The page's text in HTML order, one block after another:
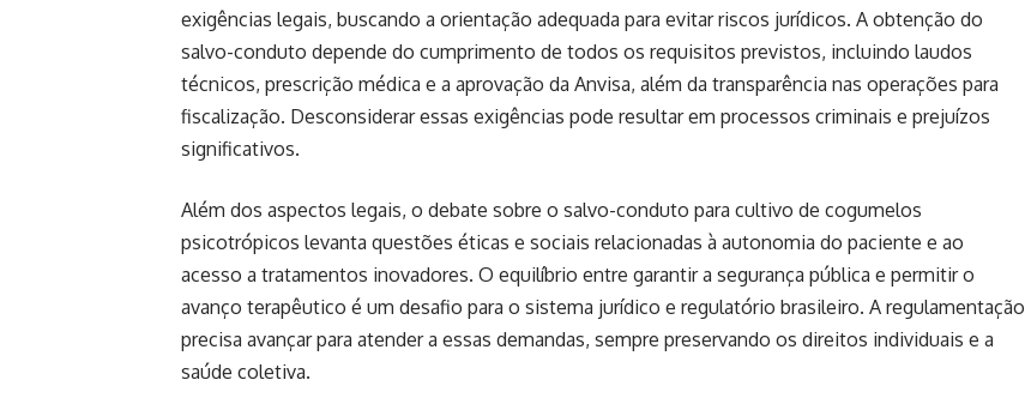
exigências legais, buscando a orientação adequada para evitar riscos jurídicos. A obtenção do
salvo-conduto depende do cumprimento de todos os requisitos previstos, incluindo laudos
técnicos, prescrição médica e a aprovação da Anvisa, além da transparência nas operações para
fiscalização. Desconsiderar essas exigências pode resultar em processos criminais e prejuízos
significativos.
Além dos aspectos legais, o debate sobre o salvo-conduto para cultivo de cogumelos
psicotrópicos levanta questões éticas e sociais relacionadas à autonomia do paciente e ao
acesso a tratamentos inovadores. O equilíbrio entre garantir a segurança pública e permitir o
avanço terapêutico é um desafio para o sistema jurídico e regulatório brasileiro. A regulamentação
precisa avançar para atender a essas demandas, sempre preservando os direitos individuais e a
saúde coletiva.